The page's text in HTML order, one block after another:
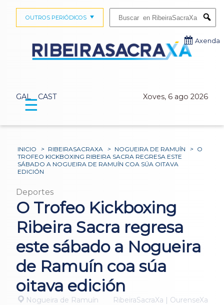
GAL CAST Xoves, 6 ago 2026
OUTROS PERIÓDICOS
Axenda
☰
INICIO > RIBEIRASACRAXA > NOGUEIRA DE RAMUÍN > O
TROFEO KICKBOXING RIBEIRA SACRA REGRESA ESTE
SÁBADO A NOGUEIRA DE RAMUÍN COA SÚA OITAVA
EDICIÓN
Deportes
O Trofeo Kickboxing
Ribeira Sacra regresa
este sábado a Nogueira
de Ramuín coa súa
oitava edición
Nogueira de Ramuín RibeiraSacraXa | OurenseXa